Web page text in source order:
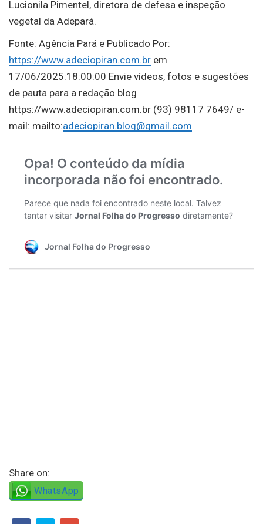
Lucionila Pimentel, diretora de defesa e inspeção
vegetal da Adepará.
Fonte: Agência Pará e Publicado Por:
https://www.adeciopiran.com.br em
17/06/2025:18:00:00 Envie vídeos, fotos e sugestões
de pauta para a redação blog
https://www.adeciopiran.com.br (93) 98117 7649/ e-
mail: mailto:adeciopiran.blog@gmail.com
Share on:
WhatsApp